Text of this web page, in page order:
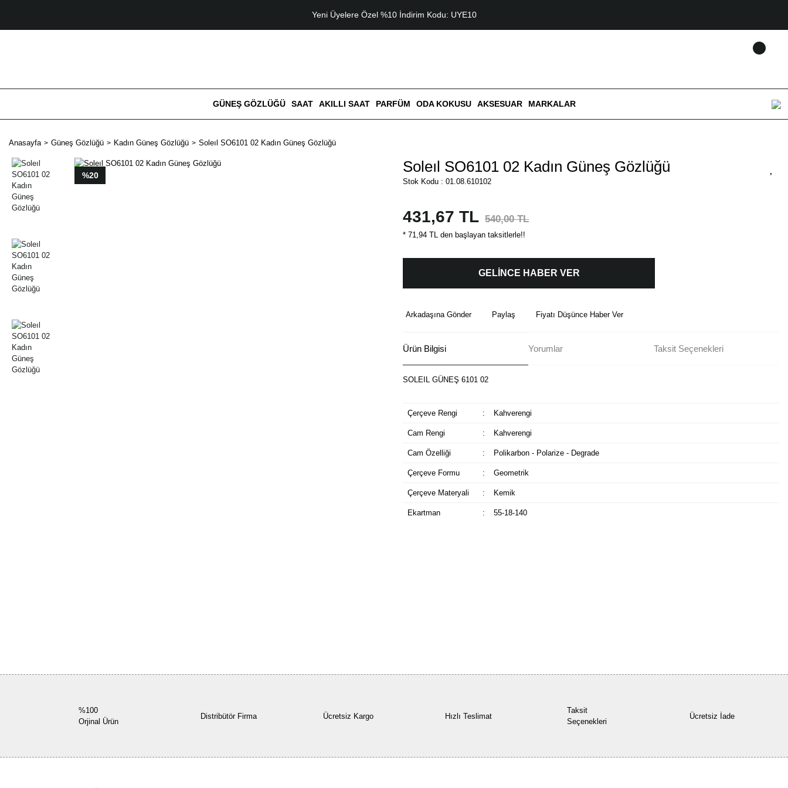
Yeni Üyelere Özel %10 İndirim Kodu: UYE10
GÜNEŞ GÖZLÜĞÜ SAAT AKILLI SAAT PARFÜM ODA KOKUSU AKSESUAR MARKALAR
Anasayfa Güneş Gözlüğü Kadın Güneş Gözlüğü Soleıl SO6101 02 Kadın Güneş Gözlüğü
%20 Soleıl SO6101 02 Kadın Güneş Gözlüğü
Stok Kodu : 01.08.610102
431,67 TL 540,00 TL
* 71,94 TL den başlayan taksitlerle!!
GELİNCE HABER VER
Arkadaşına Gönder Paylaş Fiyatı Düşünce Haber Ver
Ürün Bilgisi Yorumlar Taksit Seçenekleri
SOLEIL GÜNEŞ 6101 02
Çerçeve Rengi : Kahverengi
Cam Rengi : Kahverengi
Cam Özelliği : Polikarbon - Polarize - Degrade
Çerçeve Formu : Geometrik
Çerçeve Materyali : Kemik
Ekartman : 55-18-140
%100
Orjinal Ürün
Distribütör Firma Ücretsiz Kargo Hızlı Teslimat
Taksit
Seçenekleri
Ücretsiz İade